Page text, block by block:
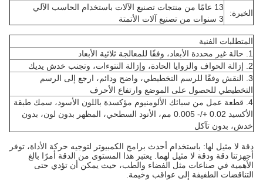
الخبرة:
13 عامًا من منتجات تصنيع الآلات باستخدام الحاسب الآلي
المتطلبات الفنية
3. النقش وفقًا للرسم التخطيطي، واضح ودائم، ارجع إلى الرسم
التخطيطي للحصول على الموضع وارتفاع الأحرف
4. قطعة عمل من سبائك الألومنيوم مؤكسدة باللون الأسود، سمك طبقة
الأكسيد 0.02 +/- 0.005 مم، الأنود السطحي، المظهر بدون لون، بدون
خدش، بدون تآكل
دقة لا مثيل لها: باستخدام أحدث برامج الكمبيوتر لتوجيه حركة الأداة، توفر
أجهزتنا دقة ودقة لا مثيل لهما. يعتبر هذا المستوى من الدقة أمرًا بالغ
الأهمية في صناعات مثل الفضاء والطب، حيث يمكن أن تؤدي حتى
التناقضات الطفيفة إلى عواقب وخيمة.